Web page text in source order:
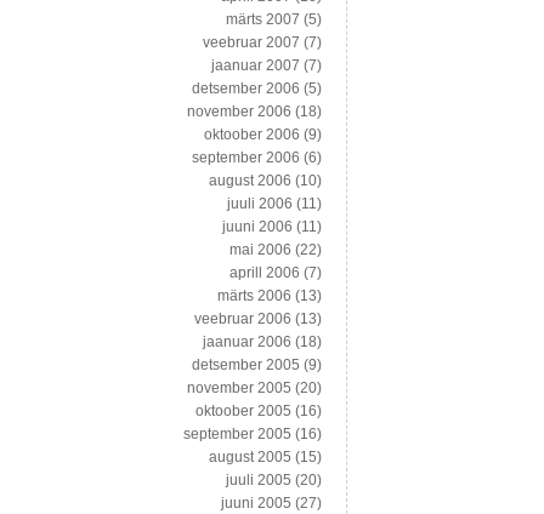
märts 2007 (5)
veebruar 2007 (7)
jaanuar 2007 (7)
detsember 2006 (5)
november 2006 (18)
oktoober 2006 (9)
september 2006 (6)
august 2006 (10)
juuli 2006 (11)
juuni 2006 (11)
mai 2006 (22)
aprill 2006 (7)
märts 2006 (13)
veebruar 2006 (13)
jaanuar 2006 (18)
detsember 2005 (9)
november 2005 (20)
oktoober 2005 (16)
september 2005 (16)
august 2005 (15)
juuli 2005 (20)
juuni 2005 (27)